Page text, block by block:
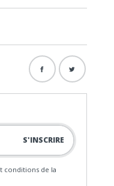
conditions de la